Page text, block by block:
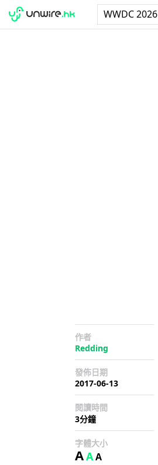
WWDC 2026
作者
Redding
發佈日期
2017-06-13
閱讀時間
3分鐘
字體大小
AAA